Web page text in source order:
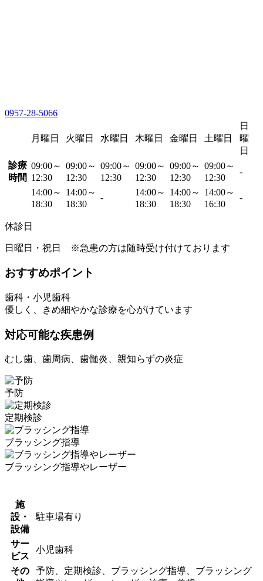
0957-28-5066
月曜日 火曜日 水曜日 木曜日 金曜日 土曜日
日
曜
日
診療
時間
09:00～
12:30
09:00～
12:30
09:00～
12:30
09:00～
12:30
09:00～
12:30
09:00～
12:30
-
14:00～
18:30
14:00～
18:30
-
14:00～
18:30
14:00～
18:30
14:00～
16:30
-
休診日
日曜日・祝日 ※急患の方は随時受け付けております
おすすめポイント
歯科・小児歯科
優しく、きめ細やかな診療を心がけています
対応可能な疾患例
むし歯、歯周病、歯髄炎、親知らずの炎症
予防
定期検診
ブラッシング指導
ブラッシング指導やレーザー
施
設・
設備
駐車場有り
サー
ビス
小児歯科
その
予防、定期検診、ブラッシング指導、ブラッシング